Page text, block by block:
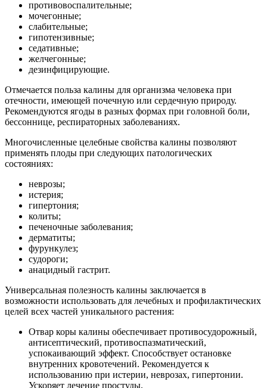
противовоспалительные;
мочегонные;
слабительные;
гипотензивные;
седативные;
желчегонные;
дезинфицирующие.
Отмечается польза калины для организма человека при
отечности, имеющей почечную или сердечную природу.
Рекомендуются ягоды в разных формах при головной боли,
бессоннице, респираторных заболеваниях.
Многочисленные целебные свойства калины позволяют
применять плоды при следующих патологических
состояниях:
неврозы;
истерия;
гипертония;
колиты;
печеночные заболевания;
дерматиты;
фурункулез;
судороги;
анацидный гастрит.
Универсальная полезность калины заключается в
возможности использовать для лечебных и профилактических
целей всех частей уникального растения:
Отвар коры калины обеспечивает противосудорожный,
антисептический, противоспазматический,
успокаивающий эффект. Способствует остановке
внутренних кровотечений. Рекомендуется к
использованию при истерии, неврозах, гипертонии.
Ускоряет лечение простуды.